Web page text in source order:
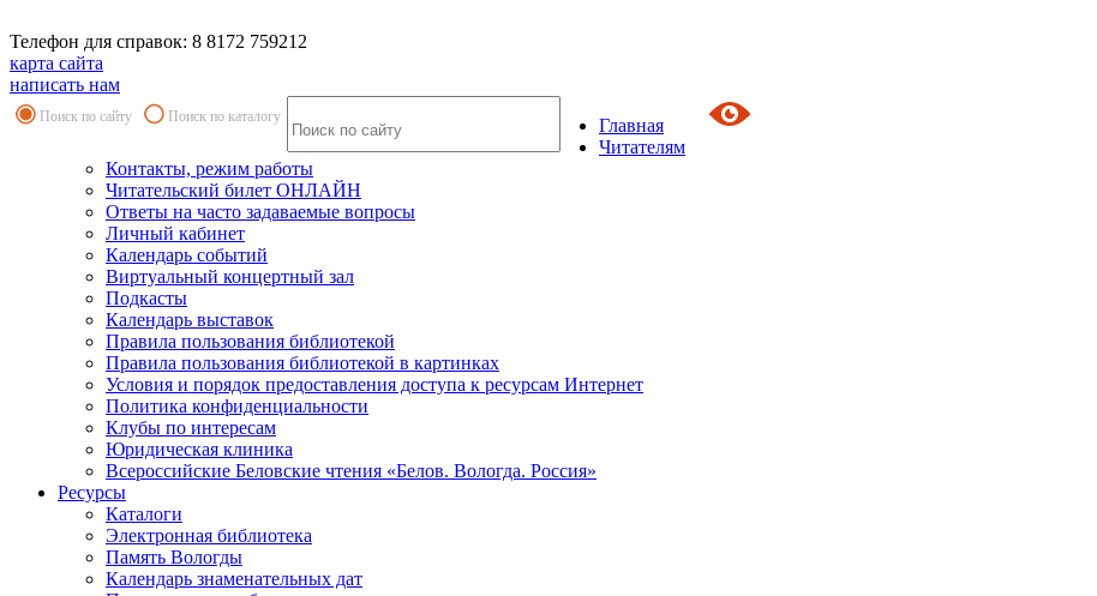
Телефон для справок: 8 8172 759212
карта сайта
написать нам
Поиск по сайту Поиск по каталогу
Главная
Читателям
Контакты, режим работы
Читательский билет ОНЛАЙН
Ответы на часто задаваемые вопросы
Личный кабинет
Календарь событий
Виртуальный концертный зал
Подкасты
Календарь выставок
Правила пользования библиотекой
Правила пользования библиотекой в картинках
Условия и порядок предоставления доступа к ресурсам Интернет
Политика конфиденциальности
Клубы по интересам
Юридическая клиника
Всероссийские Беловские чтения «Белов. Вологда. Россия»
Ресурсы
Каталоги
Электронная библиотека
Память Вологды
Календарь знаменательных дат